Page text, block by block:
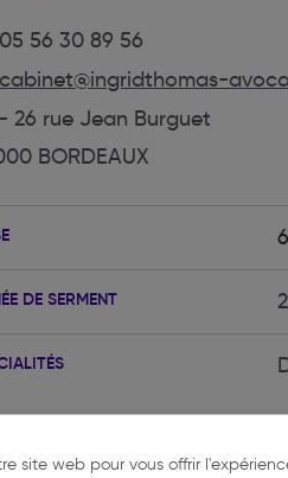
05 56 30 89 56
cabinet@ingridthomas-
26 rue Jean Burguet
BORDEAUX
DE SERMENT
site web pour vous offrir